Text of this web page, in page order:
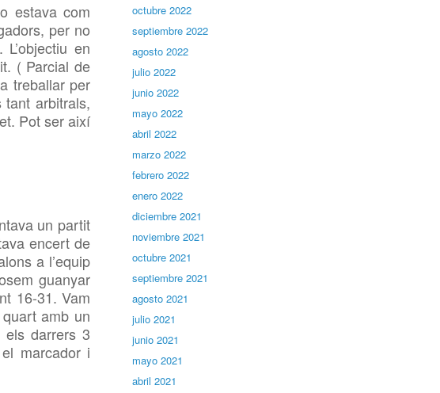
estava com
per no
en
( Parcial de
treballar per
arbitrals,
Pot ser així
un partit
encert de
a l’equip
guanyar
16-31. Vam
amb un
els darrers 3
marcador i
octubre 2022
septiembre 2022
agosto 2022
julio 2022
junio 2022
mayo 2022
abril 2022
marzo 2022
febrero 2022
enero 2022
diciembre 2021
noviembre 2021
octubre 2021
septiembre 2021
agosto 2021
julio 2021
junio 2021
mayo 2021
abril 2021